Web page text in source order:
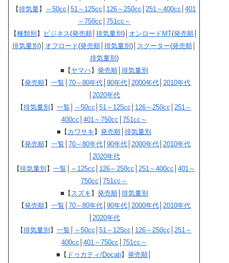
【排気量】 ～50cc 51～125cc 126～250cc 251～400cc 401
～750cc 751cc～
【種類別】 ビジネス(発売順 排気量別)│ オンロードMT(発売順
排気量別)│ オフロード(発売順│ 排気量別)│ スクーター(発売順│
排気量別)
■【ヤマハ】 発売順│ 排気量別
【発売順】 一覧 70～80年代│ 90年代│ 2000年代│ 2010年代
2020年代
【排気量別】 一覧 ～50cc 51～125cc 126～250cc
251～
400cc 401～750cc 751cc～
■【カワサキ】 発売順 排気量別
【発売順】 一覧 70～80年代│ 90年代│ 2000年代│ 2010年代
2020年代
【排気量別】 一覧 ～125cc 126～250cc 251～400cc 401～
750cc 751cc～
■【 スズキ】 発売順│ 排気量別
【発売順】 一覧 70～80年代│ 90年代│ 2000年代│ 2010年代
2020年代
【排気量別】 一覧 ～50cc 51～125cc 126～250cc
251～
400cc 401～750cc 751cc～
■【 ドゥカティ/Docati】 発売順